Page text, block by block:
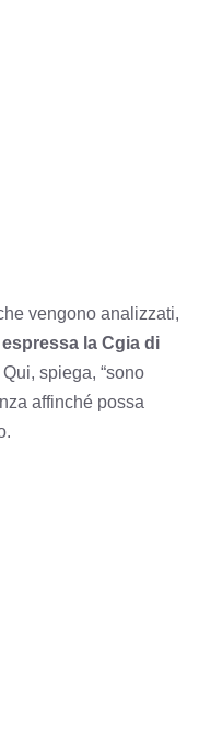
vengono analizzati,
la Cgia di
spiega, “sono
affinché possa